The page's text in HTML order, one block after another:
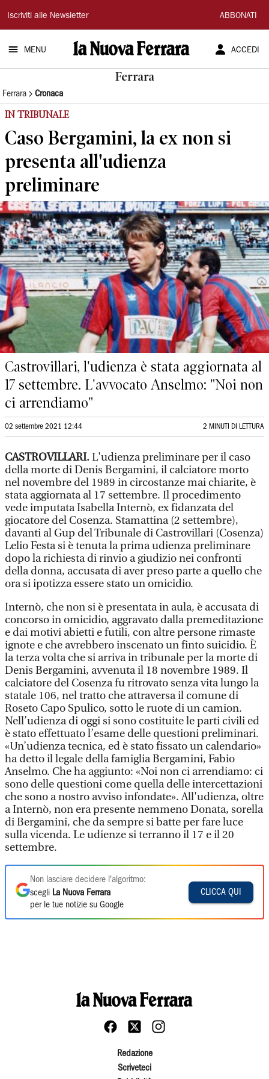
La
Nuova
Ferrara
Iscriviti alle Newsletter ABBONATI
MENU ACCEDI
Ferrara
Ferrara Cronaca
IN TRIBUNALE
Caso Bergamini, la ex non si
presenta all'udienza
preliminare
Castrovillari, l'udienza è stata aggiornata al
17 settembre. L'avvocato Anselmo: "Noi non
ci arrendiamo"
02 settembre 2021 12:44 2 MINUTI DI LETTURA
CASTROVILLARI.L'udienza preliminare per il caso
della morte di Denis Bergamini, il calciatore morto
nel novembre del 1989 in circostanze mai chiarite, è
stata aggiornata al 17 settembre. Il procedimento
vede imputata Isabella Internò, ex fidanzata del
giocatore del Cosenza. Stamattina (2 settembre),
davanti al Gup del Tribunale di Castrovillari (Cosenza)
Lelio Festa si è tenuta la prima udienza preliminare
dopo la richiesta di rinvio a giudizio nei confronti
della donna, accusata di aver preso parte a quello che
ora si ipotizza essere stato un omicidio.
Internò, che non si è presentata in aula, è accusata di
concorso in omicidio, aggravato dalla premeditazione
e dai motivi abietti e futili, con altre persone rimaste
ignote e che avrebbero inscenato un finto suicidio. È
la terza volta che si arriva in tribunale per la morte di
Denis Bergamini, avvenuta il 18 novembre 1989. Il
calciatore del Cosenza fu ritrovato senza vita lungo la
statale 106, nel tratto che attraversa il comune di
Roseto Capo Spulico, sotto le ruote di un camion.
Nell’udienza di oggi si sono costituite le parti civili ed
è stato effettuato l’esame delle questioni preliminari.
«Un’udienza tecnica, ed è stato fissato un calendario»
ha detto il legale della famiglia Bergamini, Fabio
Anselmo. Che ha aggiunto: «Noi non ci arrendiamo: ci
sono delle questioni come quella delle intercettazioni
che sono a nostro avviso infondate». All'udienza, oltre
a Internò, non era presente nemmeno Donata, sorella
di Bergamini, che da sempre si batte per fare luce
sulla vicenda. Le udienze si terranno il 17 e il 20
settembre.
Non lasciare decidere l'algoritmo:
scegli La Nuova Ferrara
per le tue notizie su Google
CLICCA QUI
Redazione
Scriveteci